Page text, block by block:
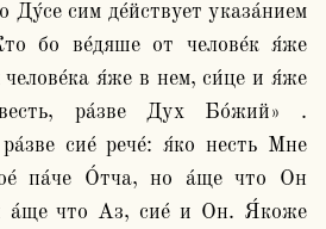
Ду́се сим де́йствует указа́нием
бо ве́дяше от челове́к я́же
челове́ка я́же в нем, си́це и я́же
ра́зве Дух Бо́жий» .
сие́ рече́: я́ко несть Мне
па́че О́тча, но а́ще что Он
а́ще что Аз, сие́ и Он. Я́коже